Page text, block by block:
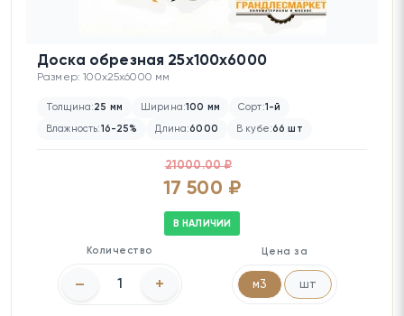
Доска обрезная 25х100х6000
Размер: 100x25x6000 мм
Толщина:25 мм Ширина:100 мм Сорт:1-й
Влажность:16-25% Длина:6000 В кубе:66 шт
21000.00 ₽
17 500 ₽
В НАЛИЧИИ
Количество
– +
Цена за
м3 шт